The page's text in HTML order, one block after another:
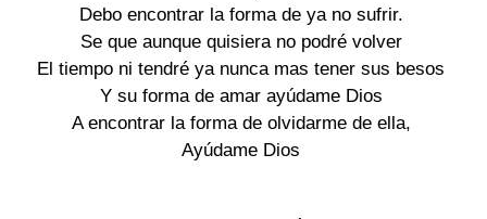
Debo encontrar la forma de ya no sufrir.
Se que aunque quisiera no podré volver
El tiempo ni tendré ya nunca mas tener sus besos
Y su forma de amar ayúdame Dios
A encontrar la forma de olvidarme de ella,
Ayúdame Dios